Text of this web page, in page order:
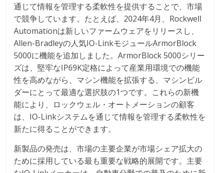
通じて情報を管理する柔軟性を提供することで、市場
で競争しています。たとえば、2024年4月、Rockwell
Automationは新しいファームウェアをリリースし、
Allen-Bradleyの人気IO-LinkモジュールArmorBlock
5000に機能を追加しました。ArmorBlock 5000シリー
ズは、堅牢なIP69K定格によって産業用環境での機能
性を高めながら、マシン機能を拡張する、マシンビル
ダーにとって最適な選択肢の1つです。これらの新機
能により、ロックウェル・オートメーションの顧客
は、IO-Linkシステムを通じて情報を管理する柔軟性を
新たに得ることができます。
新製品の発売は、市場の主要企業が市場シェア拡大の
ために採用している最も重要な戦略的展開です。主要